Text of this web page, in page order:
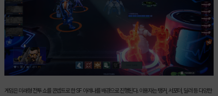
게임은 미래형 전투 쇼를 콘셉트로 한 SF 아레나를 배경으로 진행된다. 이용자는 탱커, 서포터, 딜러 등 다양한